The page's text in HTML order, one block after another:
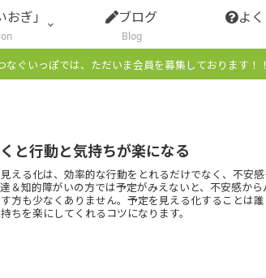
おぎ」 ブログ
Blog
よ
なぐいっぽでは、ただいま会員を募集しております！！
と行動と気持ちが楽になる
える化は、効率的な行動をとれるだけでなく、不安
＆知的障がいの方では予定がみえないと、不安感から
方も少なくありません。予定を見える化することは誰
ちを楽にしてくれるコツになります。